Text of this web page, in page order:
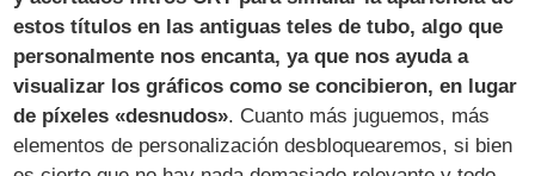
estos títulos en las antiguas teles de tubo, algo que
personalmente nos encanta, ya que nos ayuda a
visualizar los gráficos como se concibieron, en lugar
de píxeles «desnudos». Cuanto más juguemos, más
elementos de personalización desbloquearemos, si bien